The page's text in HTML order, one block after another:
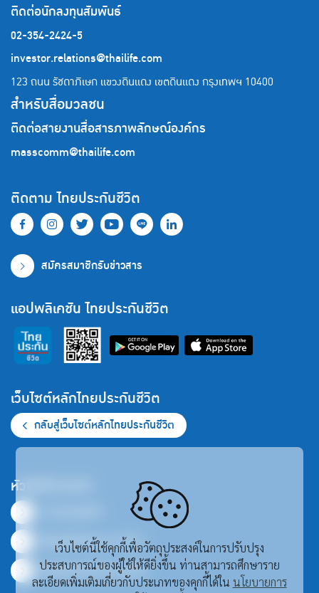
เว็บไซต์นี้ใช้คุกกี้เพื่อวัตถุประสงค์ในการปรับปรุง
ประสบการณ์ของผู้ใช้ให้ดียิ่งขึ้น ท่านสามารถศึกษาราย
ละเอียดเพิ่มเติมเกี่ยวกับประเภทของคุกกี้ได้ใน นโยบายการ
ติดต่อนักลงทุนสัมพันธ์
02-354-2424-5
investor.relations@thailife.com
123 ถนน รัชดาภิเษก แขวงดินแดง เขตดินแดง กรุงเทพฯ 10400
สำหรับสื่อมวลชน
ติดต่อสายงานสื่อสารภาพลักษณ์องค์กร
masscomm@thailife.com
ติดตาม ไทยประกันชีวิต
สมัครสมาชิกรับข่าวสาร
แอปพลิเคชัน ไทยประกันชีวิต
เว็บไซต์หลักไทยประกันชีวิต
กลับสู่เว็บไซต์หลักไทยประกันชีวิต
หัวข้อที่น่าสนใจ
ข้อมูลสำคัญทางการเงิน
ศูนย์รวมเอกสารเผยแพร่